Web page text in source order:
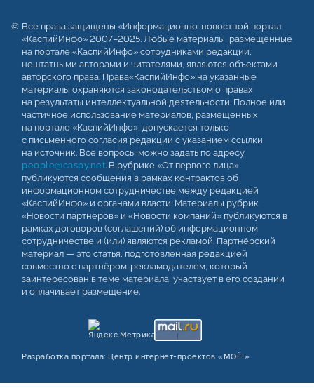
Все права защищены «Информационно-новостной портал
«КаспийИнфо» 2007–2025. Любые материалы, размещенные
на портале «КаспийИнфо» сотрудниками редакции,
нештатными авторами и читателями, являются объектами
авторского права. Права«КаспийИнфо» на указанные
материалы охраняются законодательством о правах
на результаты интеллектуальной деятельности. Полное или
частичное использование материалов, размещенных
на портале «КаспийИнфо», допускается только
с письменного согласия редакции с указанием ссылки
на источник. Все вопросы можно задать по адресу
people@caspy.net. В рубрике «От первого лица»
публикуются сообщения в рамках контрактов об
информационном сотрудничестве между редакцией
«КаспийИнфо» и органами власти. Материалы рубрик
«Новости партнёров» и «Новости компаний» публикуются в
рамках договоров (соглашений) об информационном
сотрудничестве и (или) являются рекламой. Партнёрский
материал — это статья, подготовленная редакцией
совместно с партнёром-рекламодателем, который
заинтересован в теме материала, участвует в его создании
и оплачивает размещение.
Разработка портала: Центр интернет‑проектов «МОЁ!»